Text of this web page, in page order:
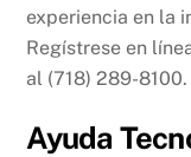
experiencia en la
Regístrese en
al (718) 289-8100.
Ayuda